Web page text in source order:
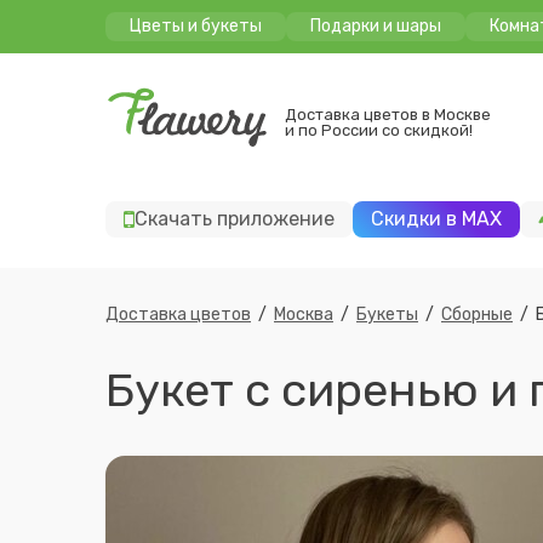
Цветы и букеты Подарки и шары
Доставка цветов в Москве
и по России со скидкой!
Скачать приложение Скидки в MAX
Доставка цветов / Москва / Букеты / Сборные /
Букет с сиренью